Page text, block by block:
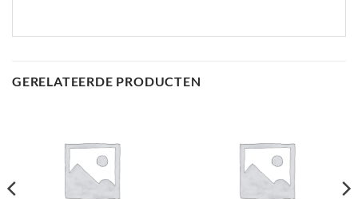
GERELATEERDE PRODUCTEN